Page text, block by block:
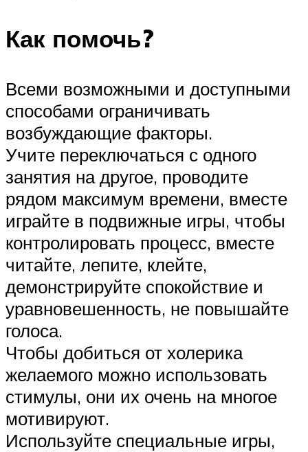
Как помочь?
Всеми возможными и доступными
способами ограничивать
возбуждающие факторы.
Учите переключаться с одного
занятия на другое, проводите
рядом максимум времени, вместе
играйте в подвижные игры, чтобы
контролировать процесс, вместе
читайте, лепите, клейте,
демонстрируйте спокойствие и
уравновешенность, не повышайте
голоса.
Чтобы добиться от холерика
желаемого можно использовать
стимулы, они их очень на многое
мотивируют.
Используйте специальные игры,